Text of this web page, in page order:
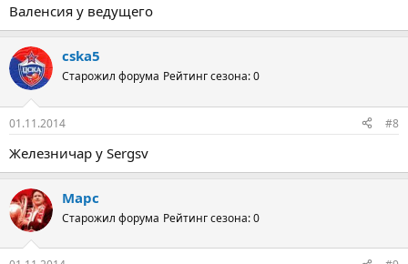
Валенсия у ведущего
cska5
Старожил форума Рейтинг сезона: 0
01.11.2014 #8
Железничар у Sergsv
Марс
Старожил форума Рейтинг сезона: 0